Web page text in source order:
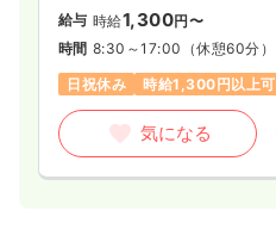
給与 時給1,300円〜
時間 8:30～17:00 （休憩60分）
日祝休み
時給1,300円以上可
気になる